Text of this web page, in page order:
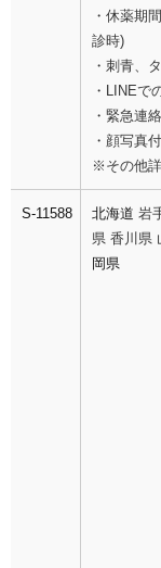
・休薬期
診時)
・刺青、
・LINEで
・緊急連
・顔写真
※その他詳
S-11588 北海道 岩
県 香川県
岡県